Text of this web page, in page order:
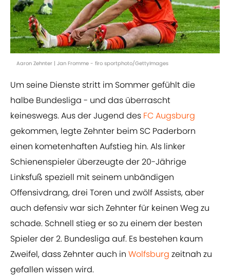
Aaron Zehnter | Jan Fromme - firo sportphoto/GettyImages
Um seine Dienste stritt im Sommer gefühlt die
halbe Bundesliga - und das überrascht
keineswegs. Aus der Jugend des FC Augsburg
gekommen, legte Zehnter beim SC Paderborn
einen kometenhaften Aufstieg hin. Als linker
Schienenspieler überzeugte der 20-Jährige
Linksfuß speziell mit seinem unbändigen
Offensivdrang, drei Toren und zwölf Assists, aber
auch defensiv war sich Zehnter für keinen Weg zu
schade. Schnell stieg er so zu einem der besten
Spieler der 2. Bundesliga auf. Es bestehen kaum
Zweifel, dass Zehnter auch in Wolfsburg zeitnah zu
gefallen wissen wird.